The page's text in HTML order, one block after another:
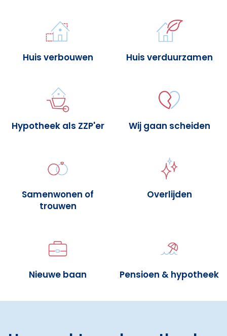
Huis verbouwen Huis verduurzamen
Hypotheek als ZZP'er Wij gaan scheiden
Samenwonen of
trouwen
Overlijden
Nieuwe baan Pensioen & hypotheek